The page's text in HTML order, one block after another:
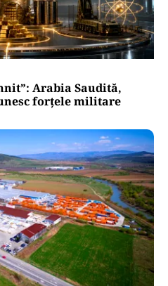
Arabia Saudită,
forțele militare